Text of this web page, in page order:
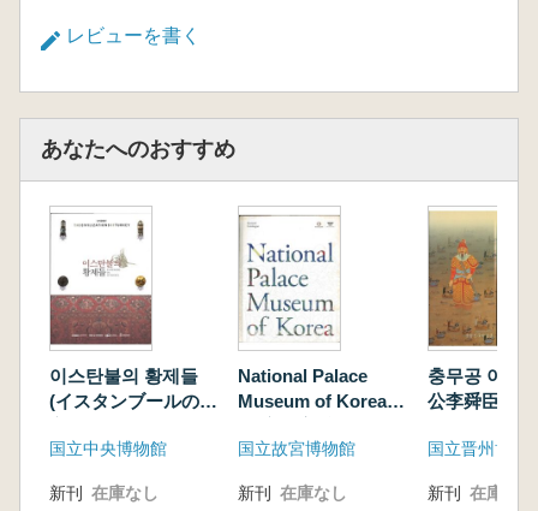
レビューを書く
あなたへのおすすめ
이스탄불의 황제들
(イスタンブールの皇
IN ISTANBUL
国立中央博物館
新刊 在庫なし
National Palace
Museum of Korea
general catalog (英
国立故宮博物館
新刊 在庫なし
충무공 이순
公李舜臣)삶
神話まで)
国立晋州博物
新刊 在庫なし